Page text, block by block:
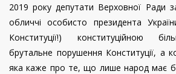
2019 року депутати Верховної Ради
обличчі особисто президента
Конституції!) конституційною
брутальне порушення Конституції, а
яка каже про те, що лише народ має